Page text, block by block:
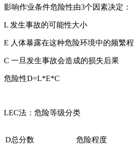
影响作业条件危险性由3个因素决定：
L 发生事故的可能性大小
E 人体暴露在这种危险环境中的频繁
C 一旦发生事故会造成的损失后果
危险性D=L*E*C
LEC法：危险等级分类
D总分数 危险程度